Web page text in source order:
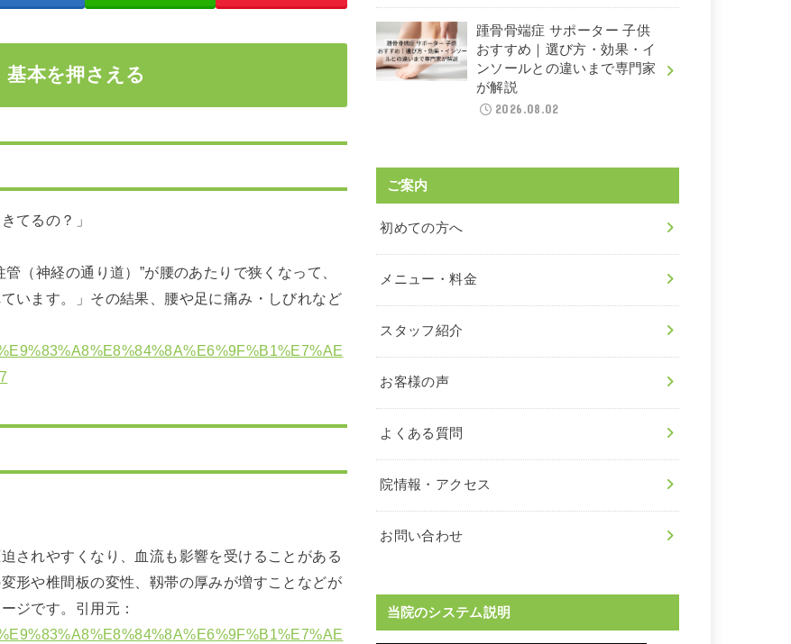
基本を押さえる
てるの？」
（神経の通り道）”が腰のあたりで狭くなって、
います。」その結果、腰や足に痛み・しびれなど
されやすくなり、血流も影響を受けることがある
形や椎間板の変性、靱帯の厚みが増すことなどが
ジです。引用元：
踵骨骨端症 サポーター 子供
おすすめ｜選び方・効果・イ
ンソールとの違いまで専門家
が解説
2026.08.02
ご案内
初めての方へ
メニュー・料金
スタッフ紹介
お客様の声
よくある質問
院情報・アクセス
お問い合わせ
当院のシステム説明